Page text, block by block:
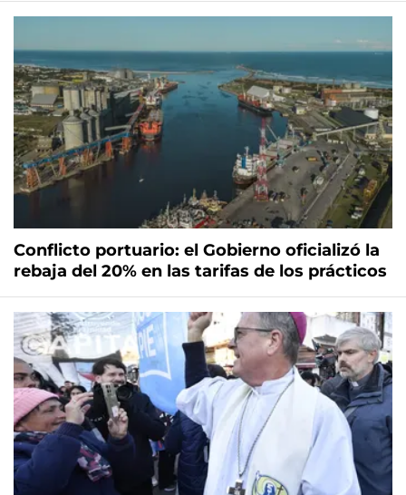
Conflicto portuario: el Gobierno oficializó la
rebaja del 20% en las tarifas de los prácticos